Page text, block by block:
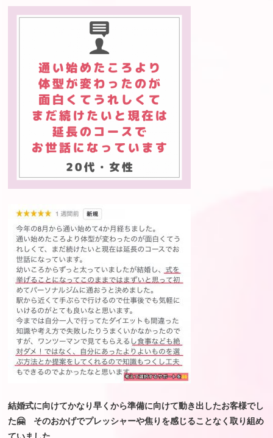
結婚式に向けてかなり早くから準備に向けて動き出したお客様でし
た🤗 そのおかげでプレッシャーや焦りを感じることなく取り組め